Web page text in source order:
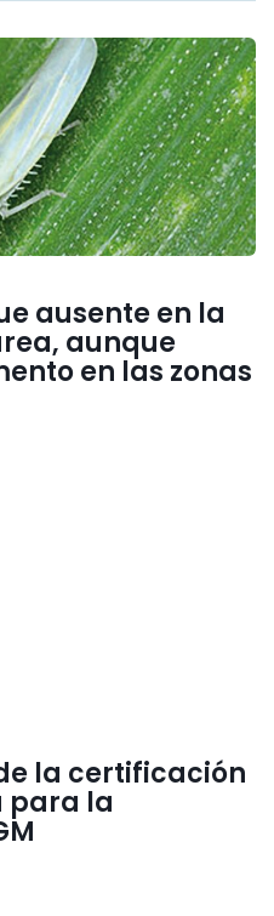
ausente en la
aunque
en las zonas
la certificación
para la